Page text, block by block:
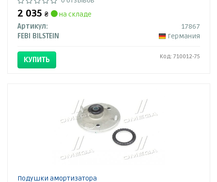
2 035 ₴
на складе
Артикул:
17867
FEBI BILSTEIN
Германия
КУПИТЬ Код: 710012-75
Подушки амортизатора